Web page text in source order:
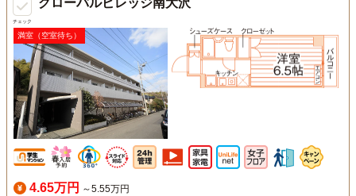
チェック
グローバルビレッジ南大沢
満室（空室待ち）
4.65万円 ～5.55万円